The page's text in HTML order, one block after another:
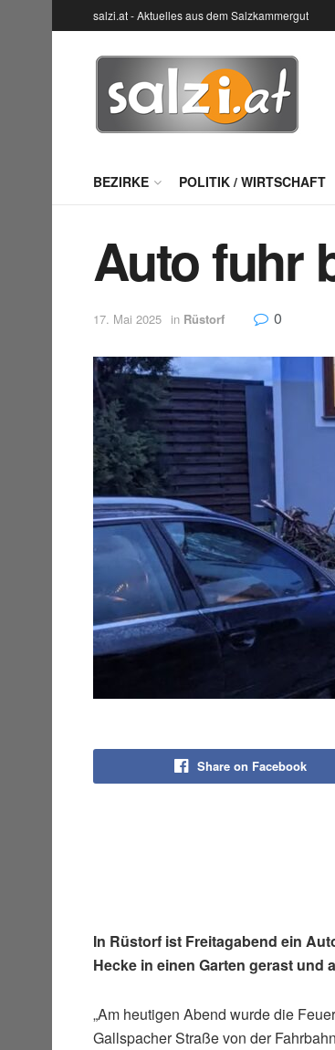
salzi.at - Aktuelles aus dem Salzkammergut
BEZIRKE POLITIK / WIRTSCHAFT
Auto fuhr
17. Mai 2025 in Rüstorf 0
Share on Facebook
In Rüstorf ist Freitagabend ein
Hecke in einen Garten gerast und
„Am heutigen Abend wurde die
Gallspacher Straße von der